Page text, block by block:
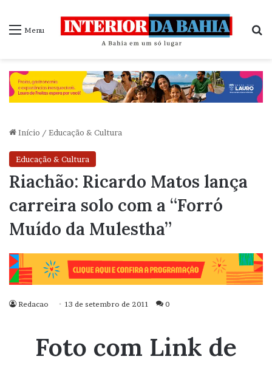
Menu
Início / Educação & Cultura
Educação & Cultura
Riachão: Ricardo Matos lança
carreira solo com a “Forró
Muído da Mulestha”
Redacao 13 de setembro de 2011 0
Foto com Link de